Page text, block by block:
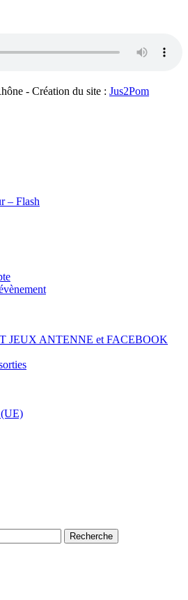
- Création du site : Jus2Pom
– Flash
JEUX ANTENNE et FACEBOOK
(UE)
Recherche